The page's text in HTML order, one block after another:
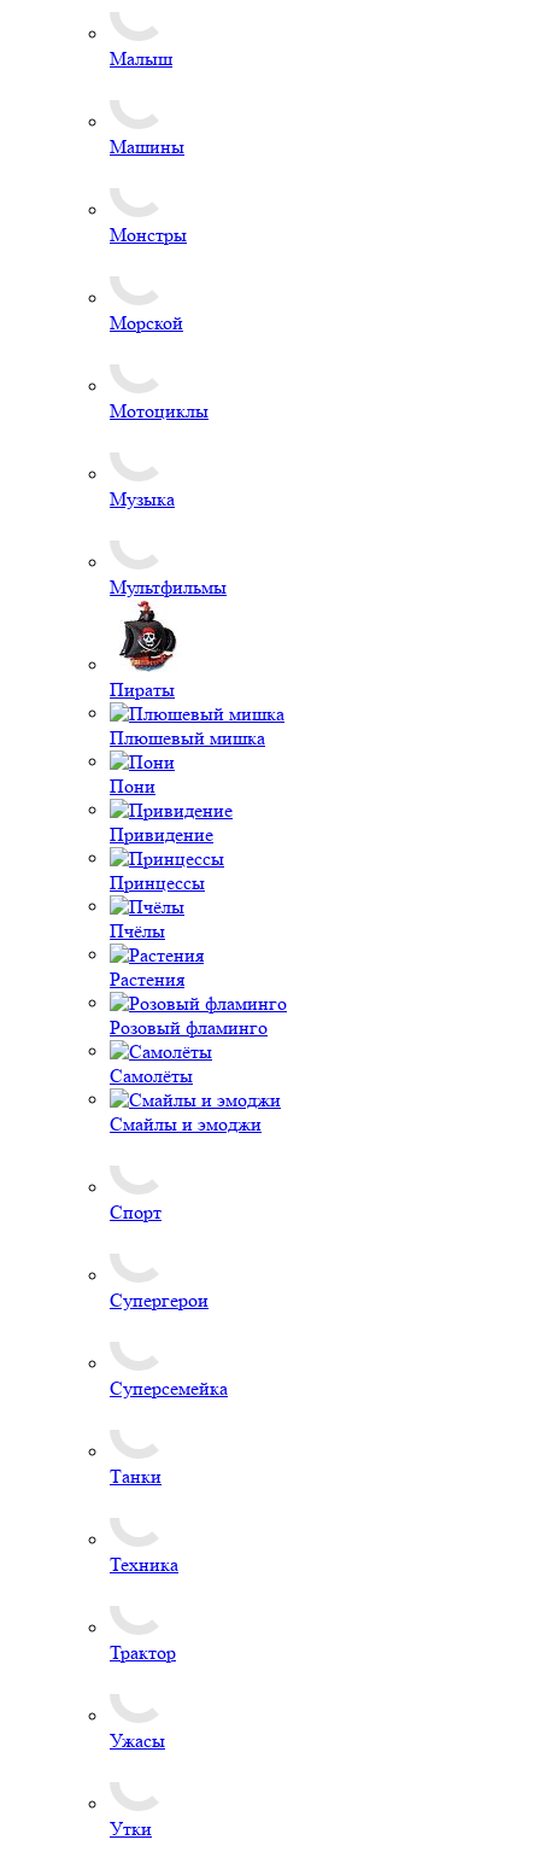
Малыш
Машины
Монстры
Морской
Мотоциклы
Музыка
Мультфильмы
Пираты
Плюшевый мишка
Пони
Привидение
Принцессы
Пчёлы
Растения
Розовый фламинго
Самолёты
Смайлы и эмоджи
Спорт
Супергерои
Суперсемейка
Танки
Техника
Трактор
Ужасы
Утки